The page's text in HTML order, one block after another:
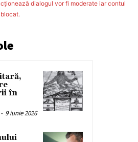
dialogul vor fi moderate iar contul
în
- 9 iunie 2026